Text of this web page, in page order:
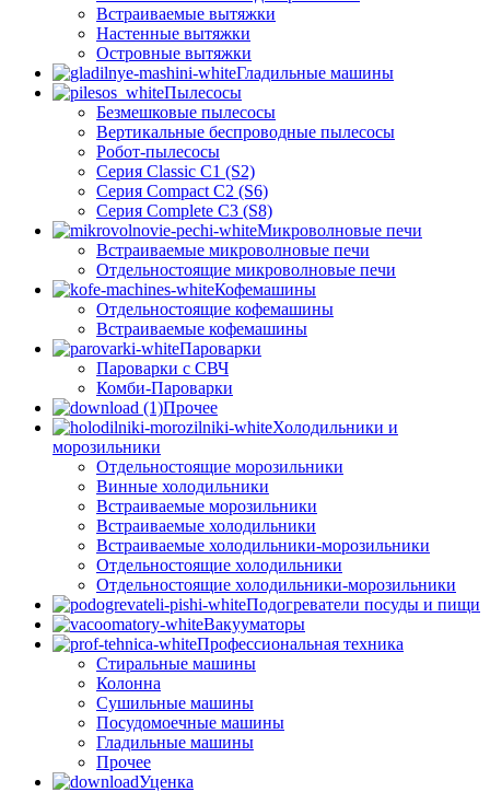
Встраиваемые вытяжки
Настенные вытяжки
Островные вытяжки
Гладильные машины
Пылесосы
Безмешковые пылесосы
Вертикальные беспроводные пылесосы
Робот-пылесосы
Серия Classic C1 (S2)
Серия Compact C2 (S6)
Серия Complete C3 (S8)
Микроволновые печи
Встраиваемые микроволновые печи
Отдельностоящие микроволновые печи
Кофемашины
Отдельностоящие кофемашины
Встраиваемые кофемашины
Пароварки
Пароварки с СВЧ
Комби-Пароварки
Прочее
Холодильники и
морозильники
Отдельностоящие морозильники
Винные холодильники
Встраиваемые морозильники
Встраиваемые холодильники
Встраиваемые холодильники-морозильники
Отдельностоящие холодильники
Отдельностоящие холодильники-морозильники
Подогреватели посуды и пищи
Вакууматоры
Профессиональная техника
Стиральные машины
Колонна
Сушильные машины
Посудомоечные машины
Гладильные машины
Прочее
Уценка